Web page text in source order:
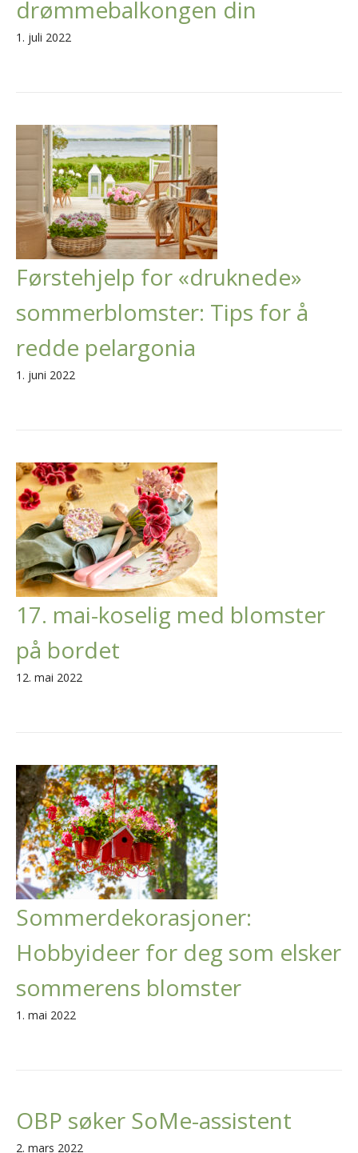
drømmebalkongen din
1. juli 2022
Førstehjelp for «druknede»
sommerblomster: Tips for å
redde pelargonia
1. juni 2022
17. mai-koselig med blomster
på bordet
12. mai 2022
Sommerdekorasjoner:
Hobbyideer for deg som elsker
sommerens blomster
1. mai 2022
OBP søker SoMe-assistent
2. mars 2022